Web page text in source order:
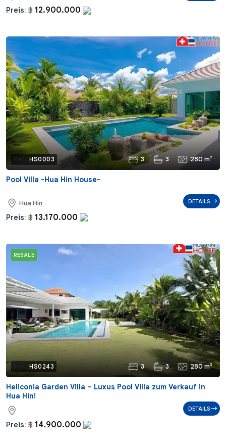
Preis: ฿ 12.900.000
Ref.: HS0003 3 3 280 m²
Pool Villa -Hua Hin House-
Hua Hin
Preis: ฿ 13.170.000
DETAILS
RESALE
Ref.: HS0243 3 3 280 m²
Heliconia Garden Villa – Luxus Pool Villa zum Verkauf in
Hua Hin!
Preis: ฿ 14.900.000
DETAILS